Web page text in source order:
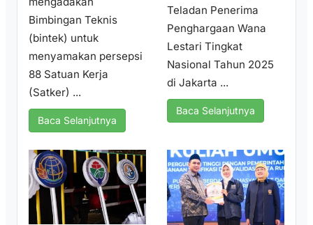
Bimbingan Teknis
(bintek) untuk
menyamakan persepsi
88 Satuan Kerja
(Satker) ...
Baca Selanjutnya
Teladan Penerima
Penghargaan Wana
Lestari Tingkat
Nasional Tahun 2025
di Jakarta ...
Baca Selanjutnya